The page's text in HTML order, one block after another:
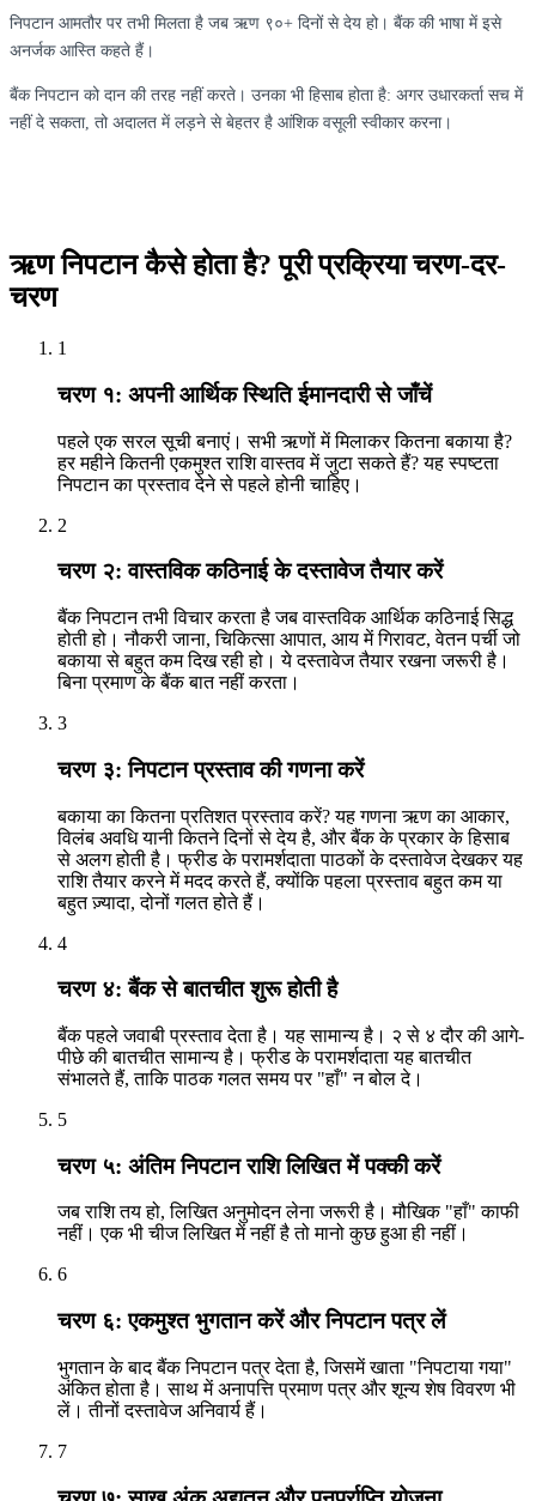
निपटान आमतौर पर तभी मिलता है जब ऋण ९०+ दिनों से देय हो। बैंक की भाषा में इसे
अनर्जक आस्ति कहते हैं।
बैंक निपटान को दान की तरह नहीं करते। उनका भी हिसाब होता है: अगर उधारकर्ता सच में
नहीं दे सकता, तो अदालत में लड़ने से बेहतर है आंशिक वसूली स्वीकार करना।
ऋण निपटान कैसे होता है? पूरी प्रक्रिया चरण-दर-
चरण
1
चरण १: अपनी आर्थिक स्थिति ईमानदारी से जाँचें
पहले एक सरल सूची बनाएं। सभी ऋणों में मिलाकर कितना बकाया है?
हर महीने कितनी एकमुश्त राशि वास्तव में जुटा सकते हैं? यह स्पष्टता
निपटान का प्रस्ताव देने से पहले होनी चाहिए।
2
चरण २: वास्तविक कठिनाई के दस्तावेज तैयार करें
बैंक निपटान तभी विचार करता है जब वास्तविक आर्थिक कठिनाई सिद्ध
होती हो। नौकरी जाना, चिकित्सा आपात, आय में गिरावट, वेतन पर्ची जो
बकाया से बहुत कम दिख रही हो। ये दस्तावेज तैयार रखना जरूरी है।
बिना प्रमाण के बैंक बात नहीं करता।
3
चरण ३: निपटान प्रस्ताव की गणना करें
बकाया का कितना प्रतिशत प्रस्ताव करें? यह गणना ऋण का आकार,
विलंब अवधि यानी कितने दिनों से देय है, और बैंक के प्रकार के हिसाब
से अलग होती है। फ्रीड के परामर्शदाता पाठकों के दस्तावेज देखकर यह
राशि तैयार करने में मदद करते हैं, क्योंकि पहला प्रस्ताव बहुत कम या
बहुत ज़्यादा, दोनों गलत होते हैं।
4
चरण ४: बैंक से बातचीत शुरू होती है
बैंक पहले जवाबी प्रस्ताव देता है। यह सामान्य है। २ से ४ दौर की आगे-
पीछे की बातचीत सामान्य है। फ्रीड के परामर्शदाता यह बातचीत
संभालते हैं, ताकि पाठक गलत समय पर "हाँ" न बोल दे।
5
चरण ५: अंतिम निपटान राशि लिखित में पक्की करें
जब राशि तय हो, लिखित अनुमोदन लेना जरूरी है। मौखिक "हाँ" काफी
नहीं। एक भी चीज लिखित में नहीं है तो मानो कुछ हुआ ही नहीं।
6
चरण ६: एकमुश्त भुगतान करें और निपटान पत्र लें
भुगतान के बाद बैंक निपटान पत्र देता है, जिसमें खाता "निपटाया गया"
अंकित होता है। साथ में अनापत्ति प्रमाण पत्र और शून्य शेष विवरण भी
लें। तीनों दस्तावेज अनिवार्य हैं।
7